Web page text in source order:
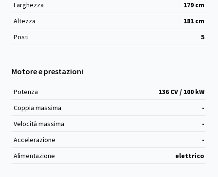
Larghezza
179 cm
Altezza
181 cm
Posti
5
Motore e prestazioni
Potenza
136 CV / 100 kW
Coppia massima
-
Velocità massima
-
Accelerazione
-
Alimentazione
elettrico